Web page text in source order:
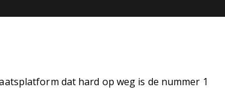
dat hard op weg is de nummer 1